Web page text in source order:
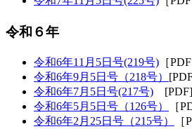
令和６年
令和6年11月5日号(219号) ［PDF
令和6年9月5日号（218号）
令和6年7月5日号(217号) [PDF]
令和6年5月5日号（126号）
［
令和6年2月25日号（215号）
［